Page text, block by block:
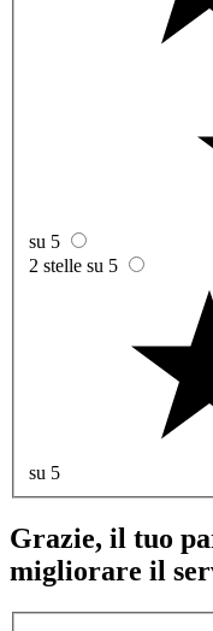
su 5
2 stelle su 5
su 5
Grazie, il tuo
migliorare il